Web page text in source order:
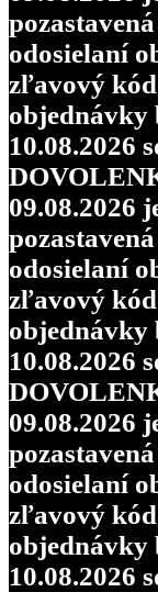
odosielaní
zľavový
objednávky
10.08.2026
odosielaní
zľavový
objednávky
10.08.2026
09.08.2026
odosielaní
zľavový
objednávky
10.08.2026
09.08.2026
odosielaní
zľavový
objednávky
10.08.2026